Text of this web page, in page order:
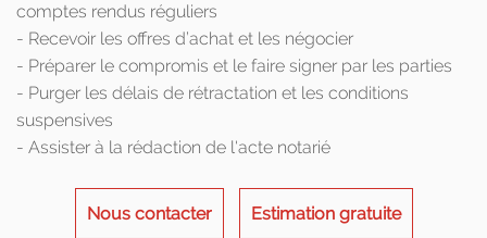
comptes rendus réguliers
- Recevoir les offres d’achat et les négocier
- Préparer le compromis et le faire signer par les parties
- Purger les délais de rétractation et les conditions
suspensives
- Assister à la rédaction de l'acte notarié
Nous contacter Estimation gratuite